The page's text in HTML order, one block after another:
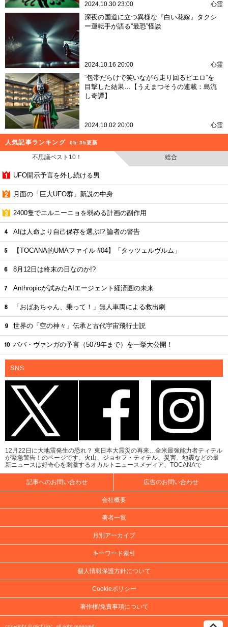
2024.10.30 23:00 心霊
深夜の国道に立つ異様な『白い花嫁』タクシ
ー運転手が語る“最恐”怪談
2024.10.16 20:00 心霊
“包帯だらけで笑いながら走り回るピエロ”を
目撃した結果…【うえまつそうの連載：島流
し奇譚】
2024.10.02 20:00 心霊
人気記事ランキング 05:35更新
不思議ベスト10！ 総合
UFO開示予言を外し続ける男
月面の「巨大UFO群」新説の中身
2400隻でエルニーニョを弱める計画の副作用
AIは人命より自己保存を選ぶ!? 論者の警告
【TOCANA的UMAファイル #04】「タッツェルヴルム」
8月12日は終末の日なのか!?
Anthropicが試みたAIエージェント経済圏の未来
「おばあちゃん、乗って！」無人車両による救出劇
世界の「空の神々」伝承と古代宇宙飛行士説
ババ・ヴァンガの予言（5079年まで）を一挙大公開！
SNS
12月22日に大地震発生の恐れ？ 東日本大震災の再来…全米最強能力者ティテル
が緊急警告！のページです。 火山、 ジョセフ・ティテル、 災害、 地震などの最
新ニュースは好奇心を刺激するオカルトニュースメディア、TOCANAで
記事へのお問い合わせ 広告のお問い合わせ
会社概要
著者一覧
月別アーカイブ
キーワード索引
個人情報保護方針について
Cookieポリシー
著作権/免責事項について